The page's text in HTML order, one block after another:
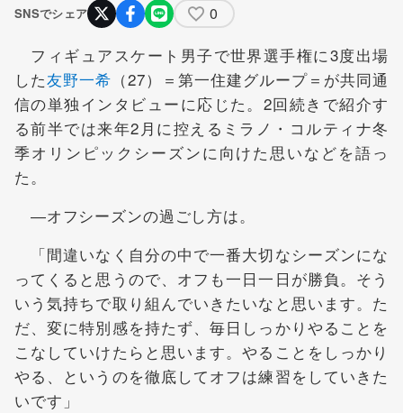
SNSでシェア 0
フィギュアスケート男子で世界選手権に3度出場
した友野一希 （27）＝第一住建グループ＝が共同通
信の単独インタビューに応じた。2回続きで紹介す
る前半では来年2月に控えるミラノ・コルティナ冬
季オリンピックシーズンに向けた思いなどを語っ
た。
―オフシーズンの過ごし方は。
「間違いなく自分の中で一番大切なシーズンにな
ってくると思うので、オフも一日一日が勝負。そう
いう気持ちで取り組んでいきたいなと思います。た
だ、変に特別感を持たず、毎日しっかりやることを
こなしていけたらと思います。やることをしっかり
やる、というのを徹底してオフは練習をしていきた
いです」